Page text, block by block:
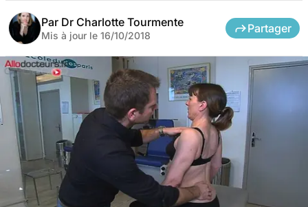
Par Dr Charlotte Tourmente
Mis à jour le 16/10/2018
Partager